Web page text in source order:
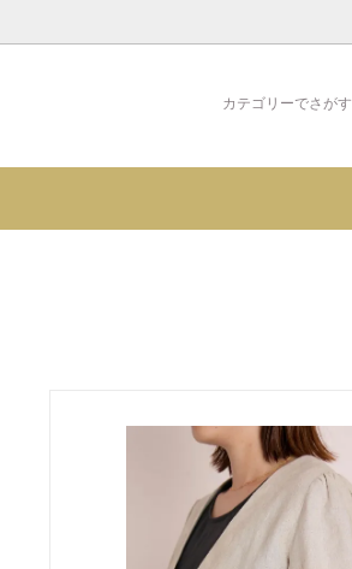
カテゴリーでさがす